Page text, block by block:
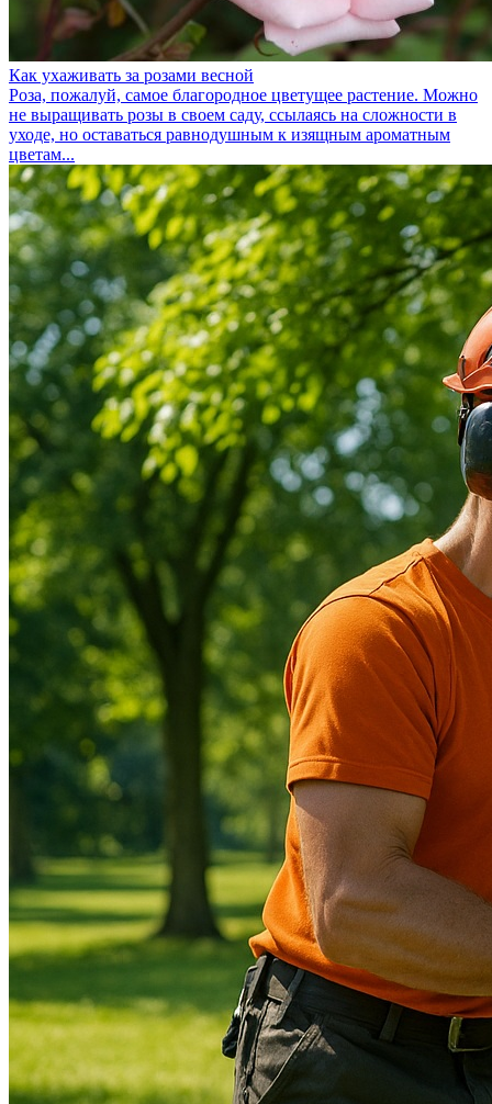
Как ухаживать за розами весной
Роза, пожалуй, самое благородное цветущее растение. Можно
не выращивать розы в своем саду, ссылаясь на сложности в
уходе, но оставаться равнодушным к изящным ароматным
цветам...